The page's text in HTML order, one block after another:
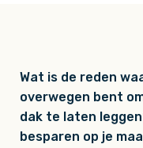
Wat is de reden
overwegen bent
dak te laten
besparen op je